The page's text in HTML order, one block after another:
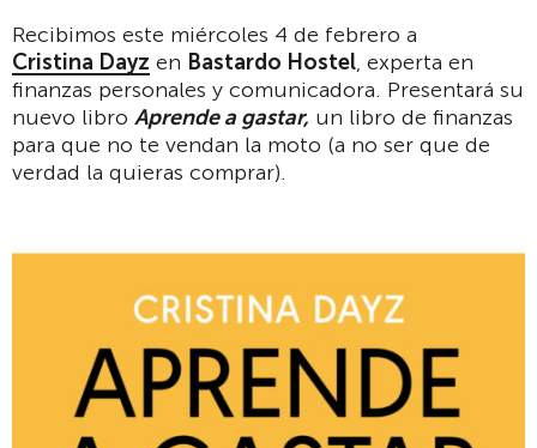
Recibimos este miércoles 4 de febrero a
Cristina Dayz en Bastardo Hostel, experta en
finanzas personales y comunicadora. Presentará su
nuevo libro Aprende a gastar, un libro de finanzas
para que no te vendan la moto (a no ser que de
verdad la quieras comprar).